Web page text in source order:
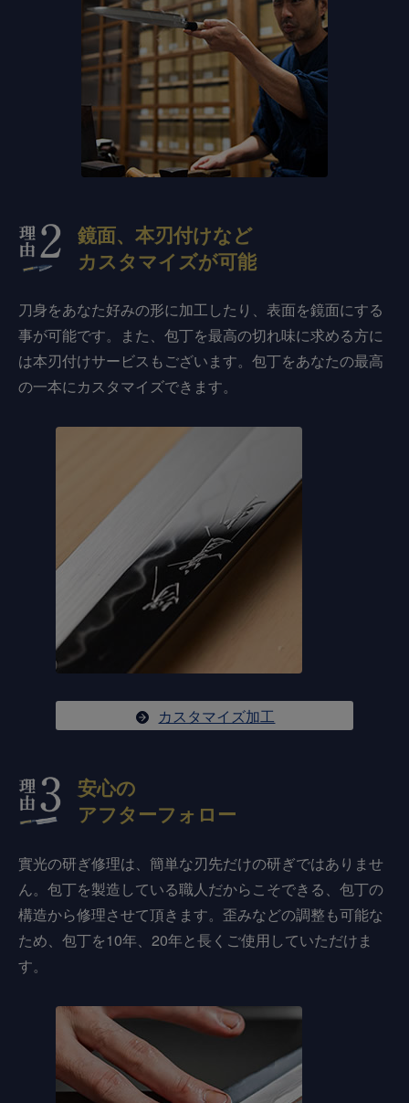
鏡面、本刃付けなど
カスタマイズが可能
刀身をあなた好みの形に加工したり、表面を鏡面にする
事が可能です。また、包丁を最高の切れ味に求める方に
は本刃付けサービスもございます。包丁をあなたの最高
の一本にカスタマイズできます。
カスタマイズ加工
安心の
アフターフォロー
實光の研ぎ修理は、簡単な刃先だけの研ぎではありませ
ん。包丁を製造している職人だからこそできる、包丁の
構造から修理させて頂きます。歪みなどの調整も可能な
ため、包丁を10年、20年と長くご使用していただけま
す。